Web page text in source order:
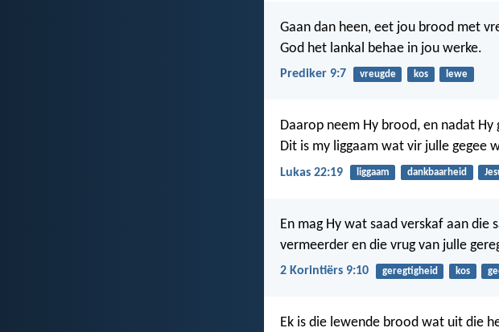
Gaan dan heen, eet jou brood met
God het lankal behae in jou werke.
Prediker 9:7 vreugde kos lewe
Daarop neem Hy brood, en nadat
Dit is my liggaam wat vir julle gegee
Lukas 22:19 liggaam dankbaarheid
En mag Hy wat saad verskaf aan
vermeerder en die vrug van julle
2 Korintiërs 9:10 geregtigheid kos
Ek is die lewende brood wat uit die